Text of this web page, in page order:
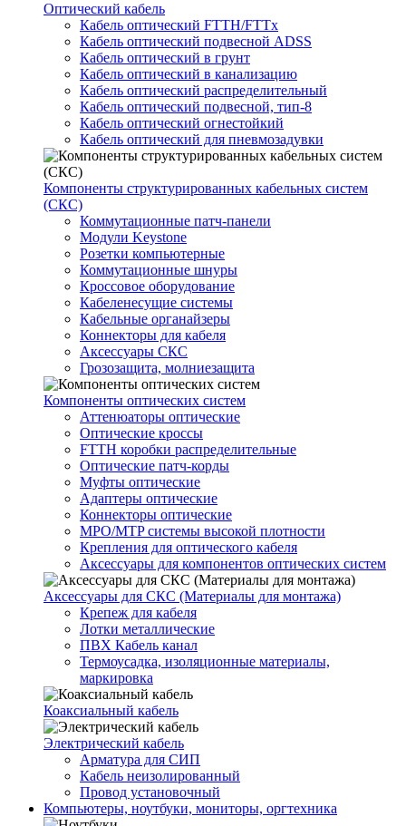
Оптический кабель
Кабель оптический FTTH/FTTx
Кабель оптический подвесной ADSS
Кабель оптический в грунт
Кабель оптический в канализацию
Кабель оптический распределительный
Кабель оптический подвесной, тип-8
Кабель оптический огнестойкий
Кабель оптический для пневмозадувки
Компоненты структурированных кабельных систем
(СКС)
Коммутационные патч-панели
Модули Keystone
Розетки компьютерные
Коммутационные шнуры
Кроссовое оборудование
Кабеленесущие системы
Кабельные органайзеры
Коннекторы для кабеля
Аксессуары СКС
Грозозащита, молниезащита
Компоненты оптических систем
Аттенюаторы оптические
Оптические кроссы
FTTH коробки распределительные
Оптические патч-корды
Муфты оптические
Адаптеры оптические
Коннекторы оптические
MPO/MTP системы высокой плотности
Крепления для оптического кабеля
Аксессуары для компонентов оптических систем
Аксессуары для СКС (Материалы для монтажа)
Крепеж для кабеля
Лотки металлические
ПВХ Кабель канал
Термоусадка, изоляционные материалы,
маркировка
Коаксиальный кабель
Электрический кабель
Арматура для СИП
Кабель неизолированный
Провод установочный
Компьютеры, ноутбуки, мониторы, оргтехника